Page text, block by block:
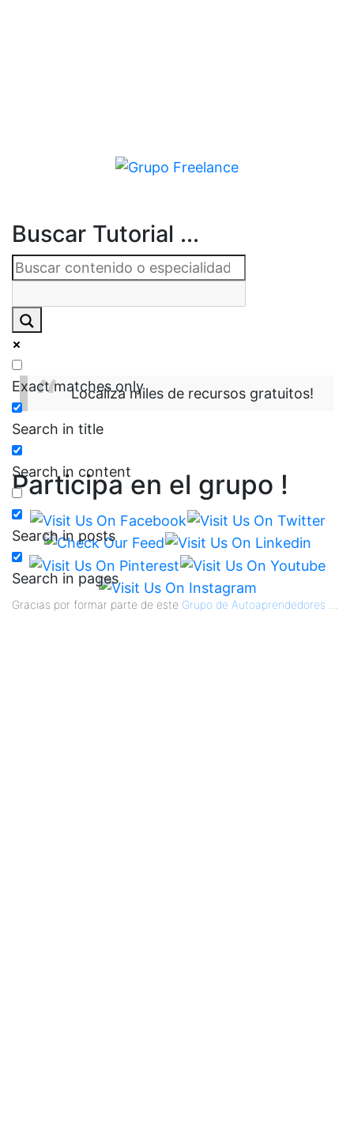
Buscar Tutorial ...
Exact matches only
Search in title
Search in content
Search in posts
Search in pages
Localiza miles de recursos gratuitos!
Participa en el grupo !
Gracias por formar parte de este Grupo de Autoaprendedores ...